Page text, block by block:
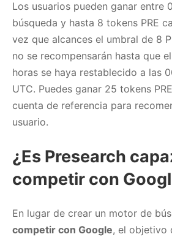
Los usuarios pueden ganar entre
búsqueda y hasta 8 tokens PRE
vez que alcances el umbral de 8
no se recompensarán hasta que
horas se haya restablecido a las
UTC. Puedes ganar 25 tokens
cuenta de referencia para
usuario.
¿Es Presearch
competir con
En lugar de crear un motor de
competir con Google, el objetivo